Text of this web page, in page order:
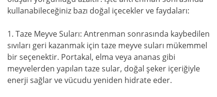
kullanabileceğiniz bazı doğal içecekler ve faydaları:
1. Taze Meyve Suları: Antrenman sonrasında kaybedilen
sıvıları geri kazanmak için taze meyve suları mükemmel
bir seçenektir. Portakal, elma veya ananas gibi
meyvelerden yapılan taze sular, doğal şeker içeriğiyle
enerji sağlar ve vücudu yeniden hidrate eder.